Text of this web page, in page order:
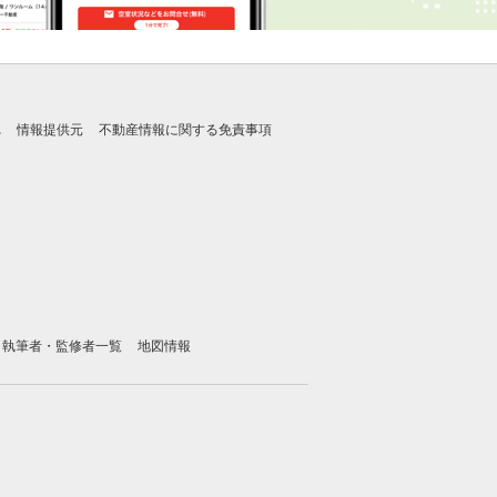
情報提供元 不動産情報に関する免責事項
執筆者・監修者一覧 地図情報